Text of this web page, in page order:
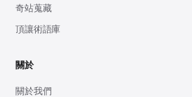
奇站蒐藏
頂讓術語庫
關於
關於我們